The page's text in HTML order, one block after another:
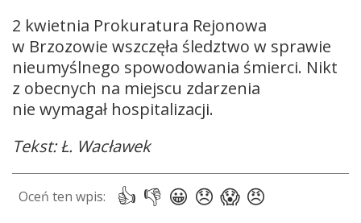
2 kwietnia Prokuratura Rejonowa
w Brzozowie wszczęła śledztwo w sprawie
nieumyślnego spowodowania śmierci. Nikt
z obecnych na miejscu zdarzenia
nie wymagał hospitalizacji.
Tekst: Ł. Wacławek